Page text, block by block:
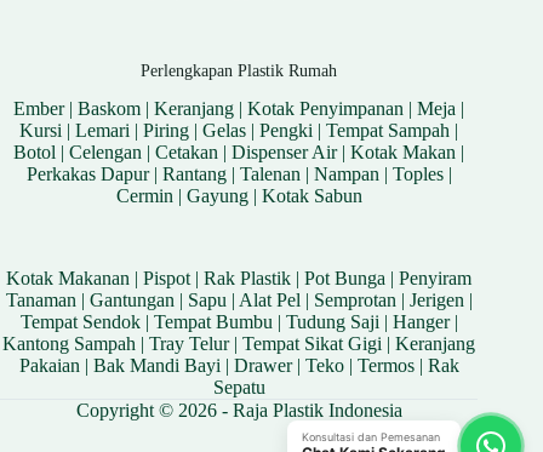
Perlengkapan Plastik Rumah
Ember|Baskom |Keranjang |Kotak Penyimpanan |Meja |
Kursi |Lemari |Piring |Gelas |Pengki |Tempat Sampah |
Botol |Celengan |Cetakan |Dispenser Air|Kotak Makan |
Perkakas Dapur| Rantang| Talenan | Nampan | Toples|
Cermin | Gayung| Kotak Sabun
Kotak Makanan |Pispot |Rak Plastik |Pot Bunga |Penyiram
Tanaman | Gantungan | Sapu | Alat Pel | Semprotan | Jerigen |
Tempat Sendok| Tempat Bumbu | Tudung Saji | Hanger|
Kantong Sampah |Tray Telur|Tempat Sikat Gigi |Keranjang
Pakaian | Bak Mandi Bayi | Drawer| Teko| Termos| Rak
Sepatu
Copyright © 2026 - Raja Plastik Indonesia
Konsultasi dan Pemesanan